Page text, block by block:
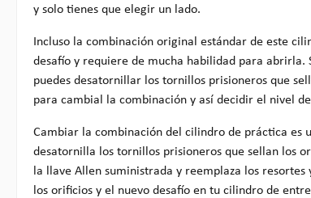
y solo tienes que elegir un lado.
Incluso la combinación original estándar de este
desafío y requiere de mucha habilidad para abrirla.
puedes desatornillar los tornillos prisioneros que
para cambial la combinación y así decidir el nivel
Cambiar la combinación del cilindro de práctica es
desatornilla los tornillos prisioneros que sellan los
la llave Allen suministrada y reemplaza los resortes
los orificios y el nuevo desafío en tu cilindro de